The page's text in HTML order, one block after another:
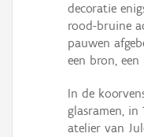
decoratie
rood-bruine
pauwen
een bron,
In de
glasramen, in
atelier van